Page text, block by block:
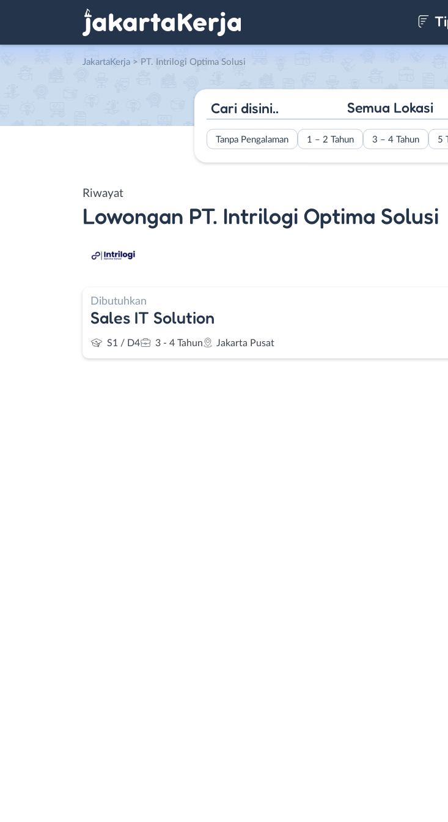
JakartaKerja > PT. Intrilogi Optima Solusi
Semua Lokasi
Tanpa Pengalaman 1 – 2 Tahun 3 – 4 Tahun 5
Riwayat
Lowongan PT. Intrilogi Optima Solusi
Dibutuhkan
Sales IT Solution
S1 / D4 3 - 4 Tahun Jakarta Pusat